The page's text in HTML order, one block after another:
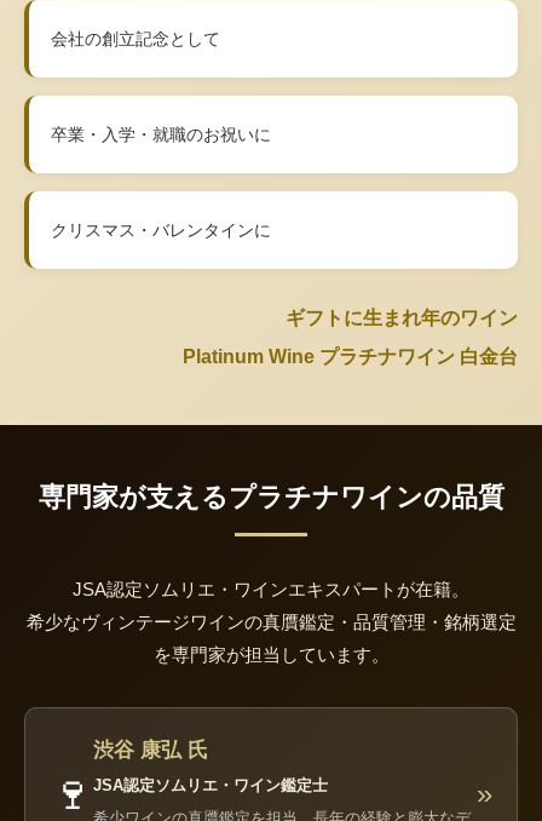
会社の創立記念として
卒業・入学・就職のお祝いに
クリスマス・バレンタインに
ギフトに生まれ年のワイン
Platinum Wine プラチナワイン 白金台
専門家が支えるプラチナワインの品質
JSA認定ソムリエ・ワインエキスパートが在籍。
希少なヴィンテージワインの真贋鑑定・品質管理・銘柄選定
を専門家が担当しています。
🍷
渋谷 康弘 氏
JSA認定ソムリエ・ワイン鑑定士
»